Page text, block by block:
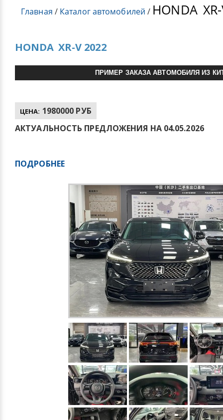
Главная / Каталог автомобилей / HONDA
HONDA XR-V 2022
ПРИМЕР ЗАКАЗА АВТОМОБИЛЯ ИЗ
ЦЕНА: 1980000 РУБ
АКТУАЛЬНОСТЬ ПРЕДЛОЖЕНИЯ НА 04.05.2026
ПОДРОБНЕЕ